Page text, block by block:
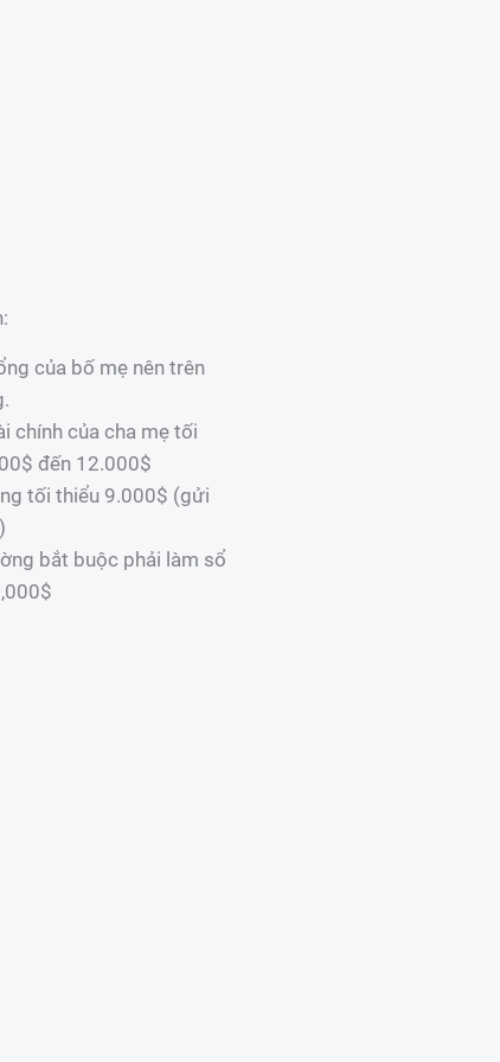
của bố mẹ nên trên
chính của cha mẹ tối
đến 12.000$
tối thiểu 9.000$ (gửi
bắt buộc phải làm sổ